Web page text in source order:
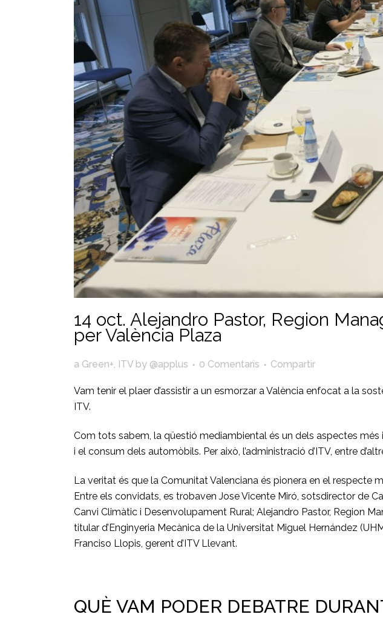
14 oct. Alejandro Pastor, Region
per València Plaza
a Green+, ITV by @applus 0 Comentaris Compartir
Vam tenir el plaer d’assistir a un esmorzar a València enfocat a la
ITV.
Com tots sabem, la qüestió mediambiental és un dels aspectes
i el consum dels automòbils. Per això, l’administració d’ITV, entre
La veritat és que la Comunitat Valenciana és pionera en el respecte
Entre els convidats, es trobaven Jose Vicente Miró, sotsdirector de
Canvi Climàtic i Desenvolupament Rural; Alejandro Pastor, Region
titular d’Enginyeria Mecànica de la Universitat Miguel Hernández
Franciso Llopis, gerent d’ITV Llevant.
QUÈ VAM PODER DEBATRE